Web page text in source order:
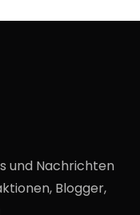
und Nachrichten
Blogger,